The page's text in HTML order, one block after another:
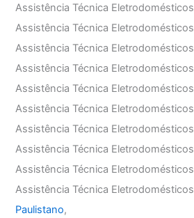
Assistência Técnica
Assistência Técnica
Assistência Técnica
Assistência Técnica
Assistência Técnica
Assistência Técnica
Assistência Técnica
Assistência Técnica
Assistência Técnica
Assistência Técnica
Paulistano,